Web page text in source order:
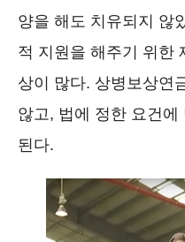
양을 해도 치유되지 않
적 지원을 해주기 위한
상이 많다. 상병보상연
않고, 법에 정한 요건
된다.